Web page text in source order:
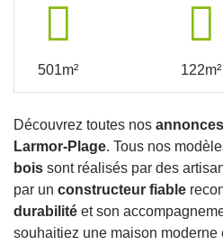
501m² 122m²
Découvrez toutes nos
Larmor-Plage. Tous nos
bois sont réalisés par des
par un constructeur fiable
durabilité et son
souhaitiez une maison